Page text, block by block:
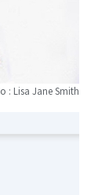
: Lisa Jane Smith